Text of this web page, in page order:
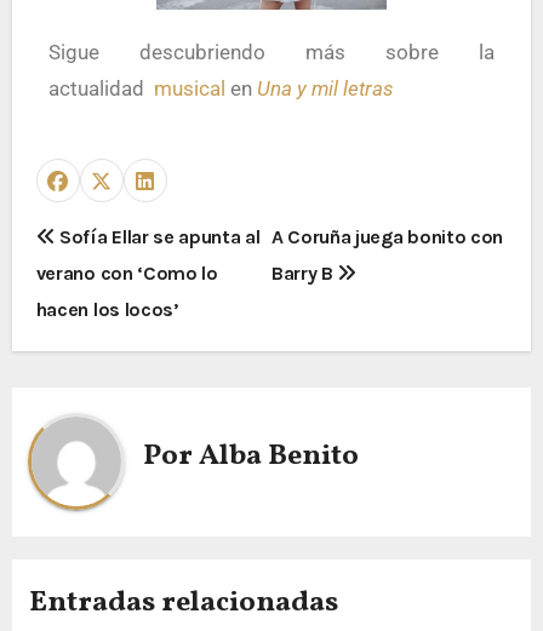
Sigue descubriendo más sobre la
actualidad musical en Una y mil letras
Sofía Ellar se apunta al
verano con ‘Como lo
hacen los locos’
A Coruña juega bonito con
Barry B
PorAlba Benito
Entradas relacionadas